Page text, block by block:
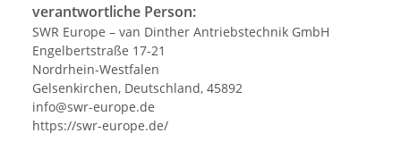
verantwortliche Person:
SWR Europe – van Dinther Antriebstechnik GmbH
Engelbertstraße 17-21
Nordrhein-Westfalen
Gelsenkirchen, Deutschland, 45892
info@swr-europe.de
https://swr-europe.de/